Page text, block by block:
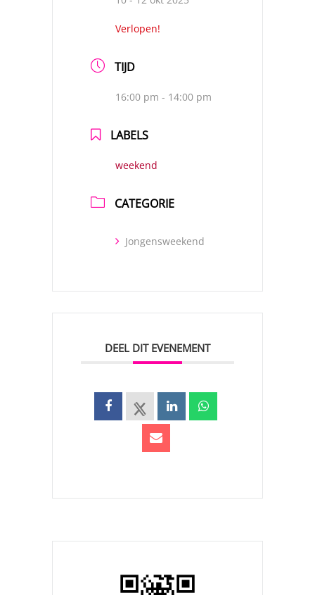
Verlopen!
TIJD
16:00 pm - 14:00 pm
LABELS
weekend
CATEGORIE
Jongensweekend
DEEL DIT EVENEMENT